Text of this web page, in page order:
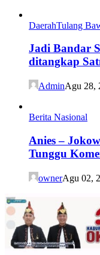
DaerahTulang
Jadi Bandar
ditangkap
AdminAgu 28,
Berita Nasional
Anies –
Tunggu
ownerAgu 02,